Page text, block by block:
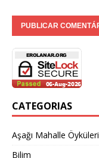
CATEGORIAS
Aşağı Mahalle Öyküleri
Bilim